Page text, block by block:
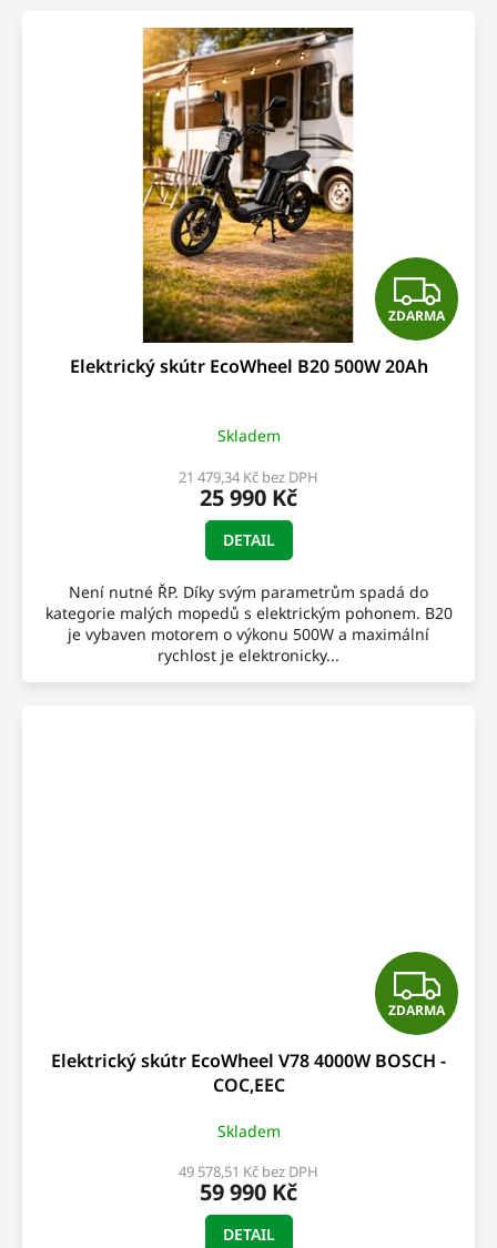
Z
D
ZDARMA
Elektrický skútr EcoWheel B20 500W 20Ah
Skladem
21 479,34 Kč bez DPH
25 990 Kč
DETAIL
Není nutné ŘP. Díky svým parametrům spadá do
kategorie malých mopedů s elektrickým pohonem. B20
je vybaven motorem o výkonu 500W a maximální
rychlost je elektronicky...
Z
D
A
ZDARMA
Elektrický skútr EcoWheel V78 4000W BOSCH -
COC,EEC
Skladem
49 578,51 Kč bez DPH
59 990 Kč
DETAIL